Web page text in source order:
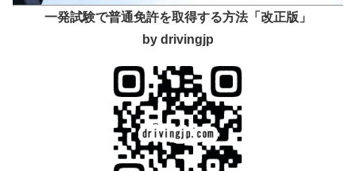
一発試験で普通免許を取得する方法「改正版」
by drivingjp